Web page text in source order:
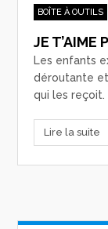
BOÎTE À OUTILS
JE T’AIME
Les enfants
déroutante
qui les reçoit.
Lire la suite